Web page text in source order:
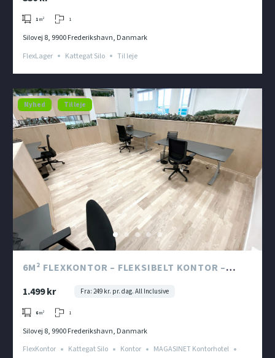
1 m² 1
Silovej 8, 9900 Frederikshavn, Danmark
FlexLager
Kattegat Silo Til leje
Nyhed Til leje
‍‍‍6M² FLEXKONTOR – FLEKSIBELT KONTOR –
1.499 kr Fra: 249 kr. pr. dag. All Inclusive
6 m² 1
Silovej 8, 9900 Frederikshavn, Danmark
FlexKontor
Kattegat Silo Kontor
MAGASINET Kontorhotel